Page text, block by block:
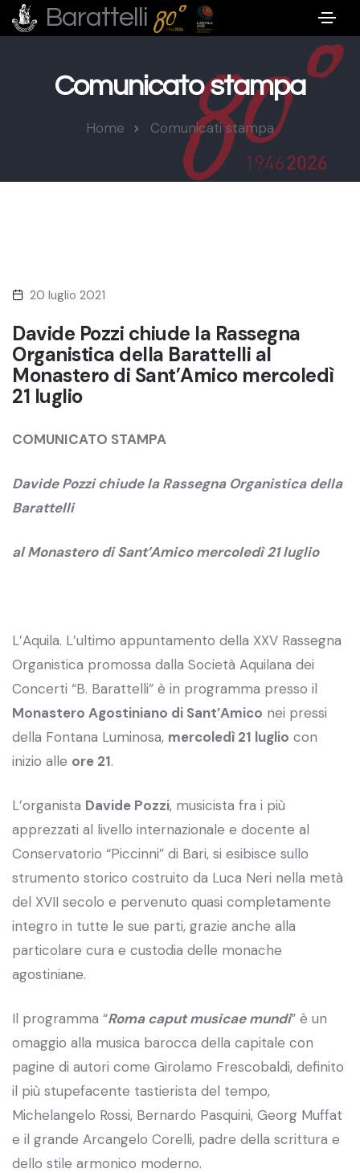
Barattelli
Comunicato stampa
Home Comunicati stampa
20 luglio 2021
Davide Pozzi chiude la Rassegna
Organistica della Barattelli al
Monastero di Sant’Amico mercoledì
21 luglio
COMUNICATO STAMPA
Davide Pozzi chiude la Rassegna Organistica della
Barattelli
al Monastero di Sant’Amico mercoledì 21 luglio
L’Aquila. L’ultimo appuntamento della XXV Rassegna
Organistica promossa dalla Società Aquilana dei
Concerti “B. Barattelli” è in programma presso il
Monastero Agostiniano di Sant’Amico nei pressi
della Fontana Luminosa, mercoledì 21 luglio con
inizio alle ore 21.
L’organista Davide Pozzi, musicista fra i più
apprezzati al livello internazionale e docente al
Conservatorio “Piccinni” di Bari, si esibisce sullo
strumento storico costruito da Luca Neri nella metà
del XVII secolo e pervenuto quasi completamente
integro in tutte le sue parti, grazie anche alla
particolare cura e custodia delle monache
agostiniane.
Il programma “Roma caput musicae mundi” è un
omaggio alla musica barocca della capitale con
pagine di autori come Girolamo Frescobaldi, definito
il più stupefacente tastierista del tempo,
Michelangelo Rossi, Bernardo Pasquini, Georg Muffat
e il grande Arcangelo Corelli, padre della scrittura e
dello stile armonico moderno.